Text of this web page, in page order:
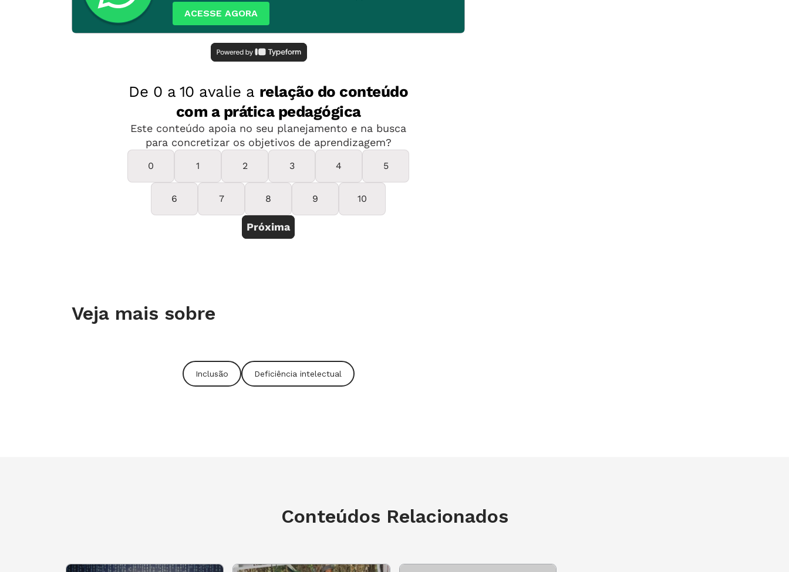
Leia mais: Cada um aprende de um jeito
Teste: Inclusão - você está preparado?
No geral, especialistas na área sabem que existem características comuns a
todo esse público
(leia a definição no quadro desta página)
. São três as
principais dificuldades enfrentadas por eles: falta de concentração, entraves
na comunicação e na interação e menor capacidade para entender a lógica
de funcionamento das línguas, por não compreender a representação escrita
ou necessitar de um sistema de aprendizado diferente. "Há crianças que
de Mesquita Filho (Unesp). As características de todas as outras deficiências
A importância do foco nas explicações em sala de aula
habilidade de prestar atenção com estratégias diferenciadas para, depois,
entender o conteúdo", diz Maria Tereza Eglér Mantoan, doutora e docente
(Unicamp).
ACESSE AGORA
Veja mais sobre
Inclusão Deficiência intelectual
Conteúdos Relacionados